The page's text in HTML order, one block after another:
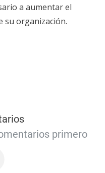
a aumentar el
su organización.
primero